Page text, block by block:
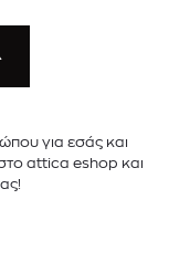
για εσάς και
attica eshop και